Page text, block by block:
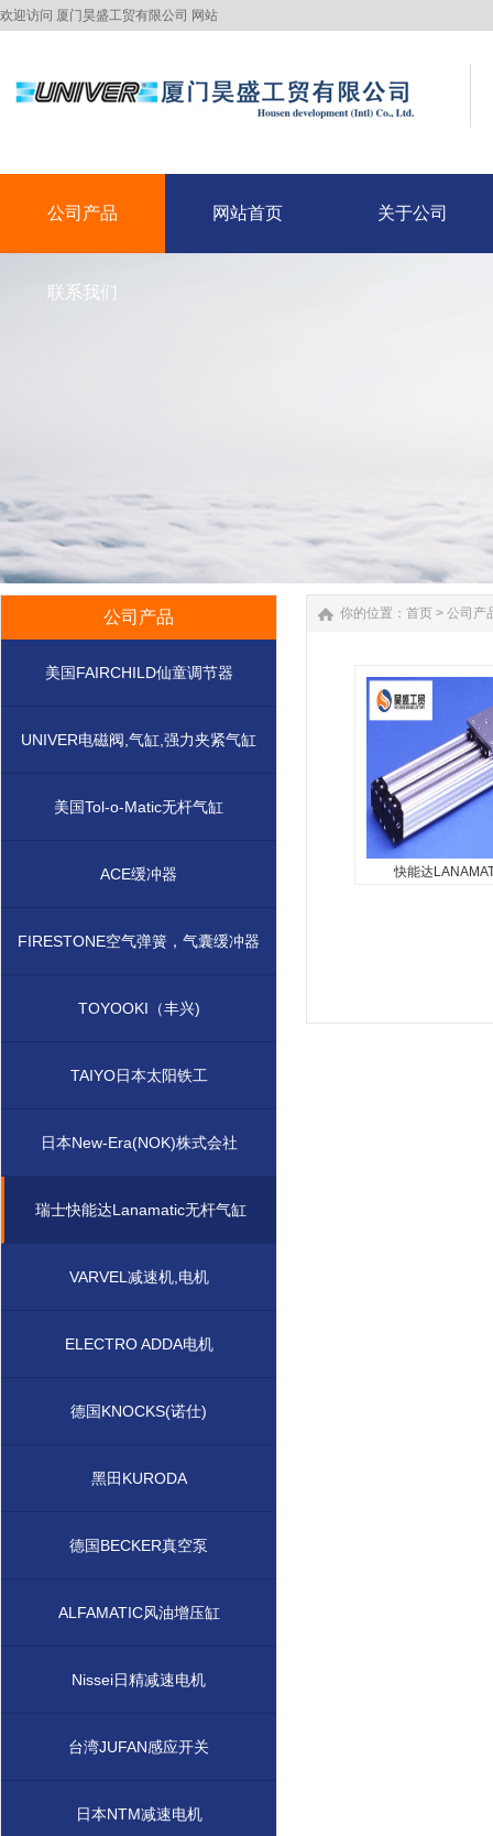
欢迎访问 厦门昊盛工贸有限公司 网站
公司产品 网站首页 关于公司
联系我们
联系我们
公司产品
美国FAIRCHILD仙童调节器
UNIVER电磁阀,气缸,强力夹紧气缸
美国Tol-o-Matic无杆气缸
ACE缓冲器
FIRESTONE空气弹簧，气囊缓冲器
TOYOOKI（丰兴)
TAIYO日本太阳铁工
日本New-Era(NOK)株式会社
瑞士快能达Lanamatic无杆气缸
VARVEL减速机,电机
ELECTRO ADDA电机
德国KNOCKS(诺仕)
黑田KURODA
德国BECKER真空泵
ALFAMATIC风油增压缸
Nissei日精减速电机
台湾JUFAN感应开关
日本NTM减速电机
你的位置： 首页 > 公司产
快能达